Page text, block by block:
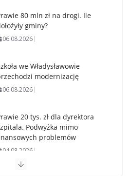
80 mln zł na drogi. Ile
gminy?
06.08.2026
we Władysławowie
modernizację
06.08.2026
20 tys. zł dla dyrektora
Podwyżka mimo
problemów
04.08.2026